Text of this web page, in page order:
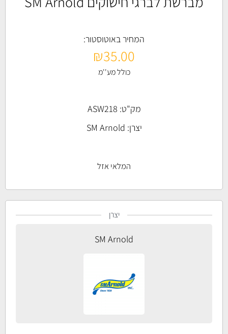
המחיר באוטוסטור:
₪35.00
כולל מע''מ
מק"ט: ASW218
יצרן: SM Arnold
המלאי אזל
יצרן
SM Arnold